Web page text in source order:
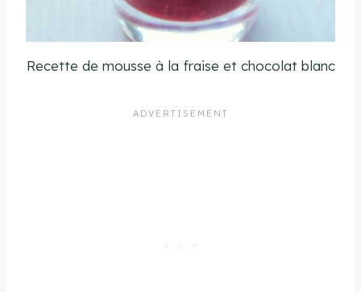
Recette de mousse à la fraise et chocolat blanc